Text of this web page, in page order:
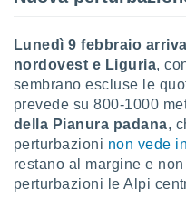
su
dati
la
della
creare
la
Lunedì 9 febbraio
nordovest e Liguria,
sembrano escluse le
prevede su 800-1000
della Pianura padana,
perturbazioni non vede
restano al margine e
perturbazioni le Alpi